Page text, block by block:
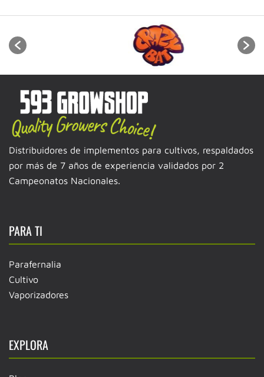
Distribuidores de implementos para cultivos, respaldados
por más de 7 años de experiencia validados por 2
Campeonatos Nacionales.
PARA TI
Parafernalia
Cultivo
Vaporizadores
EXPLORA